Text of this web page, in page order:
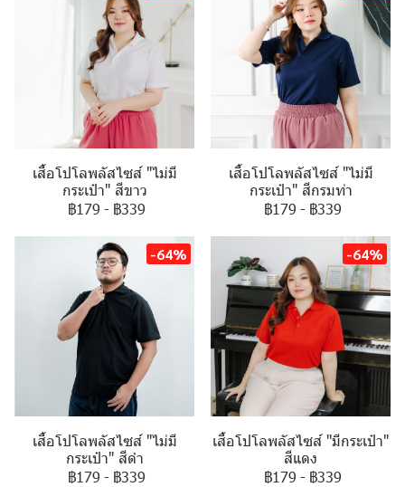
เสื้อโปโลพลัสไซส์ "ไม่มี
กระเป๋า" สีขาว
฿179 - ฿339
เสื้อโปโลพลัสไซส์ "ไม่มี
กระเป๋า" สีกรมท่า
฿179 - ฿339
-64%
เสื้อโปโลพลัสไซส์ "ไม่มี
กระเป๋า" สีดำ
฿179 - ฿339
-64%
เสื้อโปโลพลัสไซส์ "มีกระเป๋า"
สีแดง
฿179 - ฿339